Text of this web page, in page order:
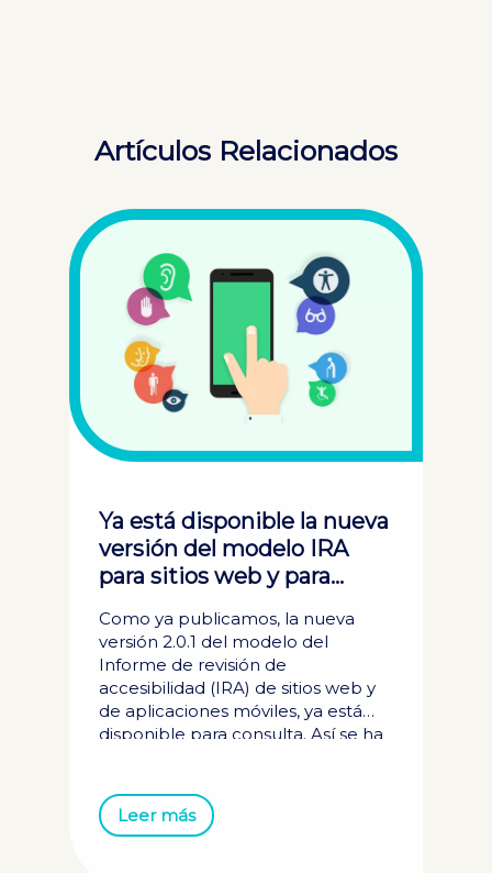
Artículos Relacionados
Ya está disponible la nueva
versión del modelo IRA
para sitios web y para
Como ya publicamos, la nueva
versión 2.0.1 del modelo del
Informe de revisión de
accesibilidad (IRA) de sitios web y
de aplicaciones móviles, ya está
disponible para consulta. Así se ha
de Accesibilidad en el desplegable
Informes IRA la versión 2.0.1 del
Leer más